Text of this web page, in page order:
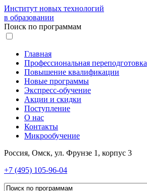
Институт новых технологий
в образовании
Поиск по программам
Главная
Профессиональная переподготовка
Повышение квалификации
Новые программы
Экспресс-обучение
Акции и скидки
Поступление
О нас
Контакты
Микрообучение
Россия, Омск, ул. Фрунзе 1, корпус 3
+7 (495) 105-96-04